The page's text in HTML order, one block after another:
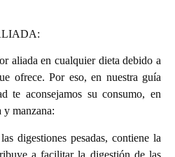
aliada en cualquier dieta debido a
ofrece. Por eso, en nuestra guía
te aconsejamos su consumo, en
y manzana:
digestiones pesadas, contiene la
a facilitar la digestión de las